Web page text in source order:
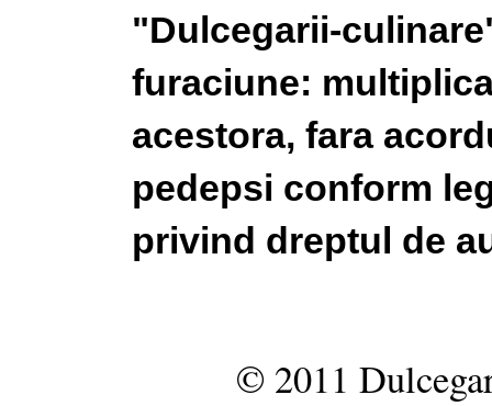
"Dulcegarii-
furaciune:
acestora, fara
pedepsi conform
privind dreptul de
© 2011